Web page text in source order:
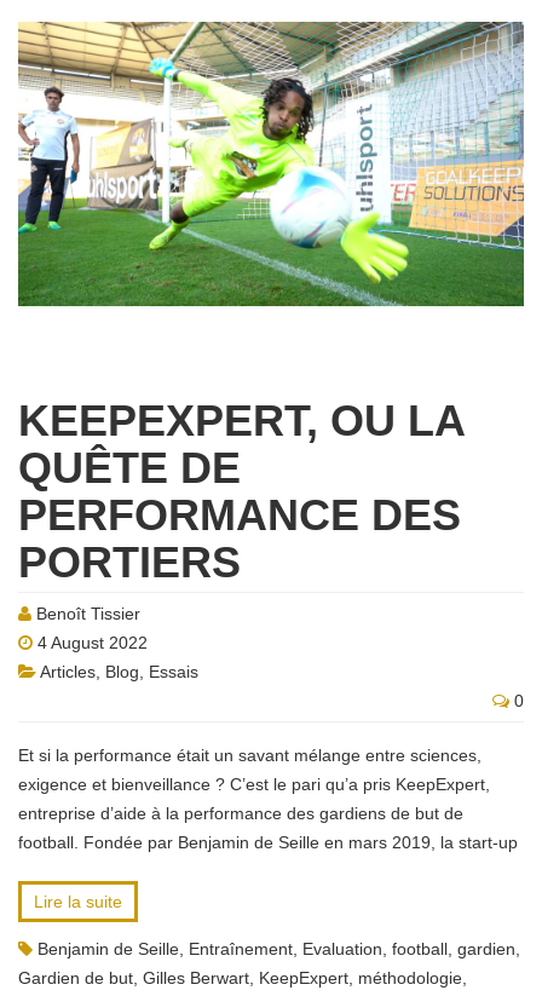
KEEPEXPERT, OU LA
QUÊTE DE
PERFORMANCE DES
PORTIERS
Benoît Tissier
4 August 2022
Articles Blog
Essais
0
Et si la performance était un savant mélange entre sciences,
exigence et bienveillance ? C’est le pari qu’a pris KeepExpert,
entreprise d’aide à la performance des gardiens de but de
football. Fondée par Benjamin de Seille en mars 2019, la start-up
Lire la suite
Benjamin de Seille Entraînement Evaluation football gardien
Gardien de but Gilles Berwart KeepExpert méthodologie